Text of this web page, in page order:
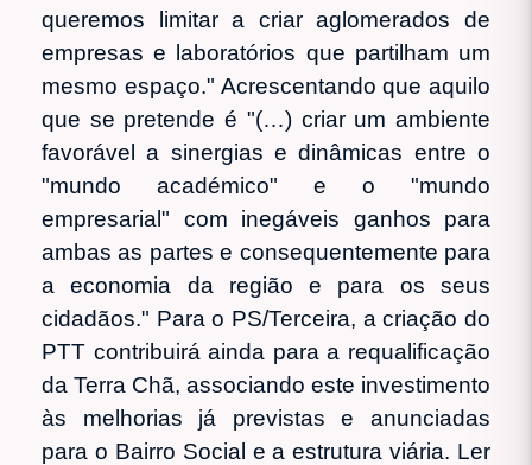
queremos limitar a criar aglomerados de
empresas e laboratórios que partilham um
mesmo espaço." Acrescentando que aquilo
que se pretende é "(…) criar um ambiente
favorável a sinergias e dinâmicas entre o
"mundo académico" e o "mundo
empresarial" com inegáveis ganhos para
ambas as partes e consequentemente para
a economia da região e para os seus
cidadãos." Para o PS/Terceira, a criação do
PTT contribuirá ainda para a requalificação
da Terra Chã, associando este investimento
às melhorias já previstas e anunciadas
para o Bairro Social e a estrutura viária. Ler